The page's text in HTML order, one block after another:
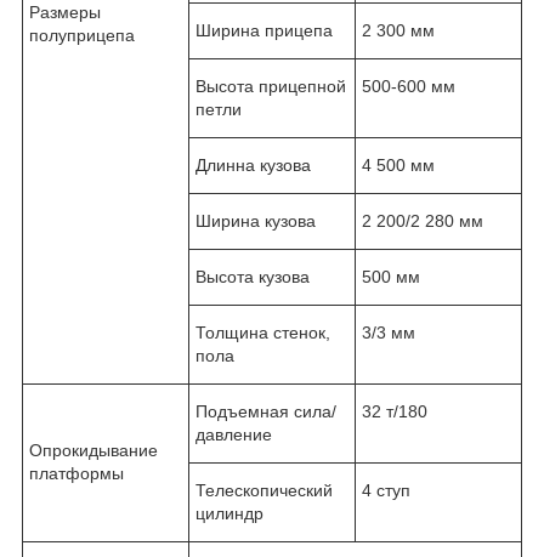
Размеры
полуприцепа
Ширина прицепа 2 300 мм
Высота прицепной
петли
500-600 мм
Длинна кузова 4 500 мм
Ширина кузова 2 200/2 280 мм
Высота кузова 500 мм
Толщина стенок,
пола
3/3 мм
Опрокидывание
платформы
Подъемная сила/
давление
32 т/180
Телескопический
цилиндр
4 ступ